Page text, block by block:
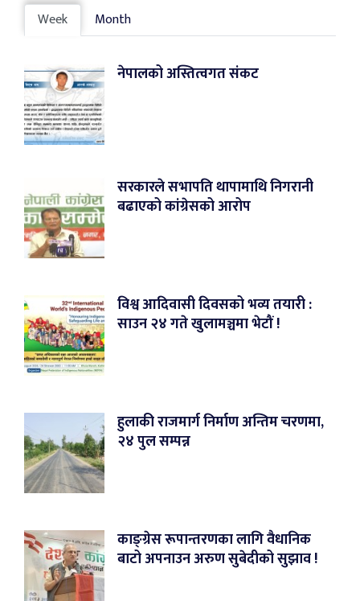
Week Month
नेपालको अस्तित्वगत संकट
सरकारले सभापति थापामाथि निगरानी
बढाएको कांग्रेसको आरोप
विश्व आदिवासी दिवसको भव्य तयारी :
साउन २४ गते खुलामञ्चमा भेटौं !
हुलाकी राजमार्ग निर्माण अन्तिम चरणमा,
२४ पुल सम्पन्न
काङ्ग्रेस रूपान्तरणका लागि वैधानिक
बाटो अपनाउन अरुण सुबेदीको सुझाव !